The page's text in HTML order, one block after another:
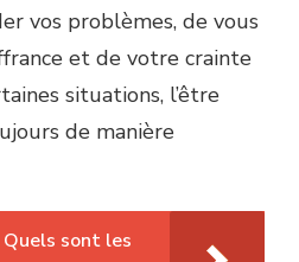
vos problèmes, de vous
et de votre crainte
situations, l’être
de manière
Quels sont les